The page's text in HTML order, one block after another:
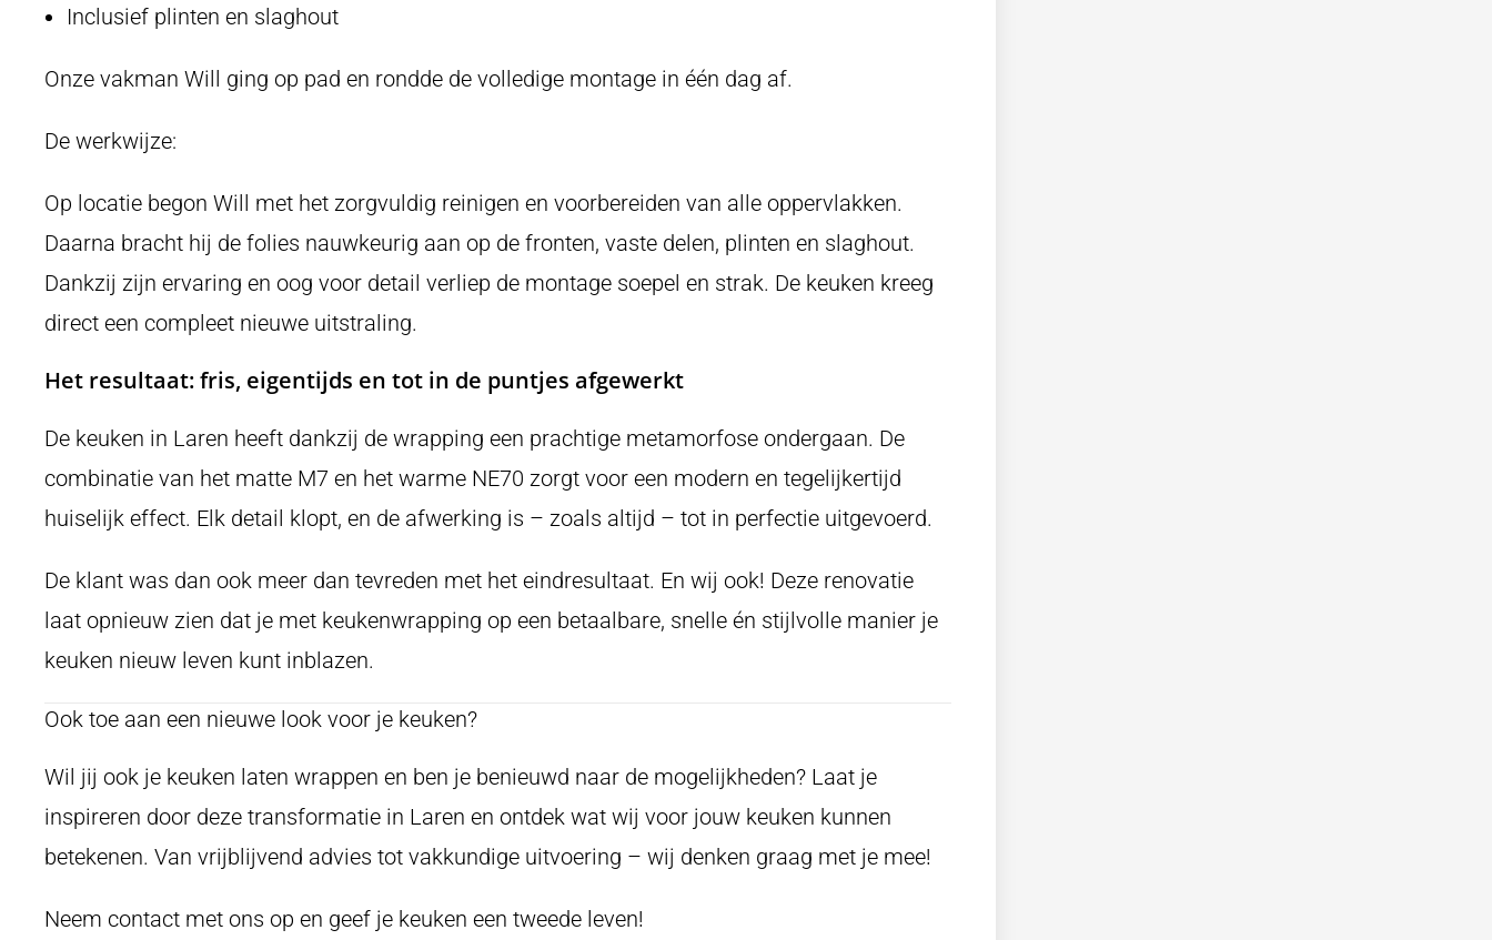
Inclusief plinten en slaghout
Onze vakman Will ging op pad en rondde de volledige montage in één dag af.
De werkwijze:
Op locatie begon Will met het zorgvuldig reinigen en voorbereiden van alle oppervlakken.
Daarna bracht hij de folies nauwkeurig aan op de fronten, vaste delen, plinten en slaghout.
Dankzij zijn ervaring en oog voor detail verliep de montage soepel en strak. De keuken kreeg
direct een compleet nieuwe uitstraling.
Het resultaat: fris, eigentijds en tot in de puntjes afgewerkt
De keuken in Laren heeft dankzij de wrapping een prachtige metamorfose ondergaan. De
combinatie van het matte M7 en het warme NE70 zorgt voor een modern en tegelijkertijd
huiselijk effect. Elk detail klopt, en de afwerking is – zoals altijd – tot in perfectie uitgevoerd.
De klant was dan ook meer dan tevreden met het eindresultaat. En wij ook! Deze renovatie
laat opnieuw zien dat je met keukenwrapping op een betaalbare, snelle én stijlvolle manier je
keuken nieuw leven kunt inblazen.
Ook toe aan een nieuwe look voor je keuken?
Wil jij ook je keuken laten wrappen en ben je benieuwd naar de mogelijkheden? Laat je
inspireren door deze transformatie in Laren en ontdek wat wij voor jouw keuken kunnen
betekenen. Van vrijblijvend advies tot vakkundige uitvoering – wij denken graag met je mee!
Neem contact met ons op en geef je keuken een tweede leven!